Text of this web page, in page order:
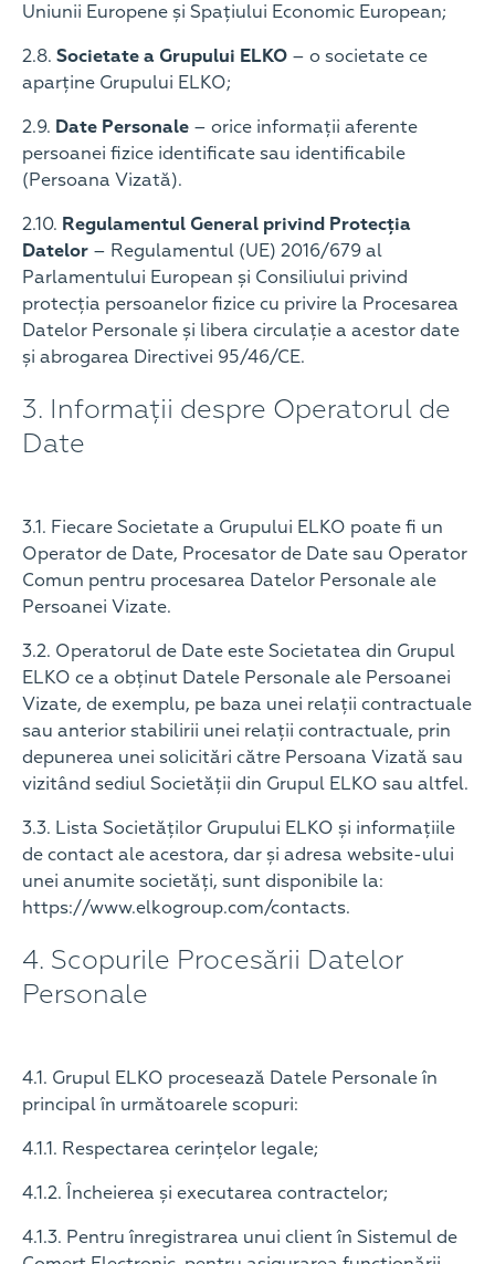
Uniunii Europene și Spațiului Economic European;
2.8. Societate a Grupului ELKO – o societate ce
aparține Grupului ELKO;
2.9. Date Personale – orice informații aferente
persoanei fizice identificate sau identificabile
(Persoana Vizată).
2.10. Regulamentul General privind Protecția
Datelor – Regulamentul (UE) 2016/679 al
Parlamentului European și Consiliului privind
protecția persoanelor fizice cu privire la Procesarea
Datelor Personale și libera circulație a acestor date
și abrogarea Directivei 95/46/CE.
3. Informații despre Operatorul de
Date
3.1. Fiecare Societate a Grupului ELKO poate fi un
Operator de Date, Procesator de Date sau Operator
Comun pentru procesarea Datelor Personale ale
Persoanei Vizate.
3.2. Operatorul de Date este Societatea din Grupul
ELKO ce a obținut Datele Personale ale Persoanei
Vizate, de exemplu, pe baza unei relații contractuale
sau anterior stabilirii unei relații contractuale, prin
depunerea unei solicitări către Persoana Vizată sau
vizitând sediul Societății din Grupul ELKO sau altfel.
3.3. Lista Societăților Grupului ELKO și informațiile
de contact ale acestora, dar și adresa website-ului
unei anumite societăți, sunt disponibile la:
https://www.elkogroup.com/contacts.
4. Scopurile Procesării Datelor
Personale
4.1. Grupul ELKO procesează Datele Personale în
principal în următoarele scopuri:
4.1.1. Respectarea cerințelor legale;
4.1.2. Încheierea și executarea contractelor;
4.1.3. Pentru înregistrarea unui client în Sistemul de